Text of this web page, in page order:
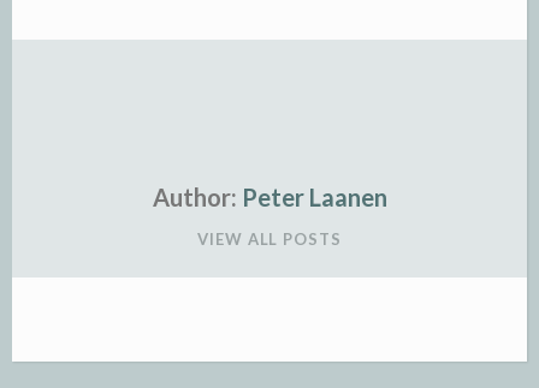
Author: Peter Laanen
VIEW ALL POSTS